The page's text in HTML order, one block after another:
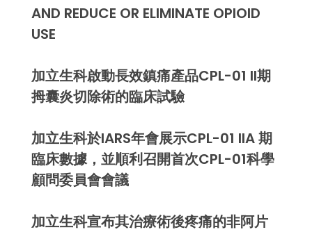
AND REDUCE OR ELIMINATE OPIOID
USE
加立生科啟動長效鎮痛產品CPL-01 II期
拇囊炎切除術的臨床試驗
加立生科於IARS年會展示CPL-01 IIA 期
臨床數據，並順利召開首次CPL-01科學
顧問委員會會議
加立生科宣布其治療術後疼痛的非阿片